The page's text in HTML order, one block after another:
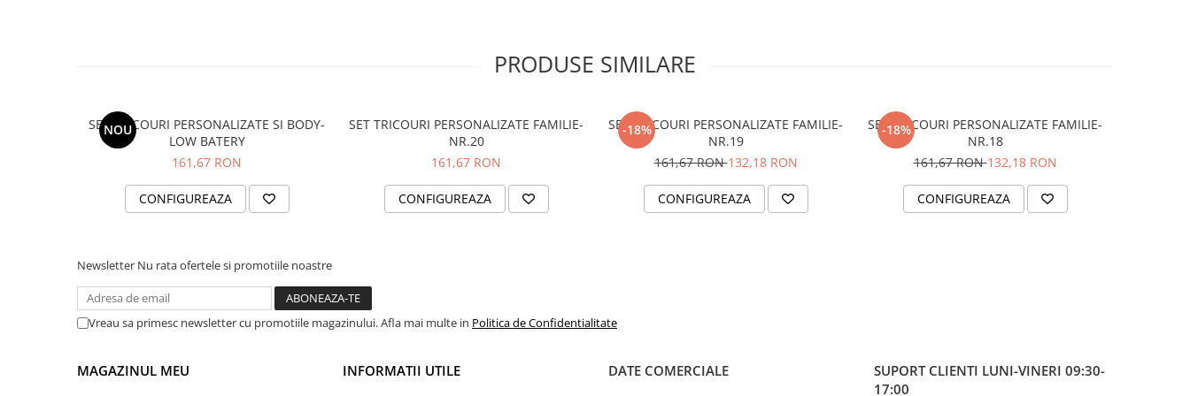
Notă:Măsurile pot varia ușor, iar imaginile au caracter demonstrativ.
PRODUSE SIMILARE
NOU
SET TRICOURI PERSONALIZATE SI BODY-
LOW BATERY
161,67 RON
CONFIGUREAZA
SET TRICOURI PERSONALIZATE FAMILIE-
NR.20
161,67 RON
CONFIGUREAZA
-18%
SET TRICOURI PERSONALIZATE FAMILIE-
NR.19
161,67 RON132,18 RON
CONFIGUREAZA
-18%
SET TRICOURI PERSONALIZATE FAMILIE-
NR.18
161,67 RON132,18 RON
CONFIGUREAZA
Newsletter Nu rata ofertele si promotiile noastre
Vreau sa primesc newsletter cu promotiile magazinului. Afla mai multe in Politica de Confidentialitate
MAGAZINUL MEU INFORMATII UTILE DATE COMERCIALE SUPORT CLIENTI LUNI-VINERI 09:30-
17:00